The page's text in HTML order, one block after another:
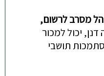
מסרב לרשום,
יכול למכור
תושבי